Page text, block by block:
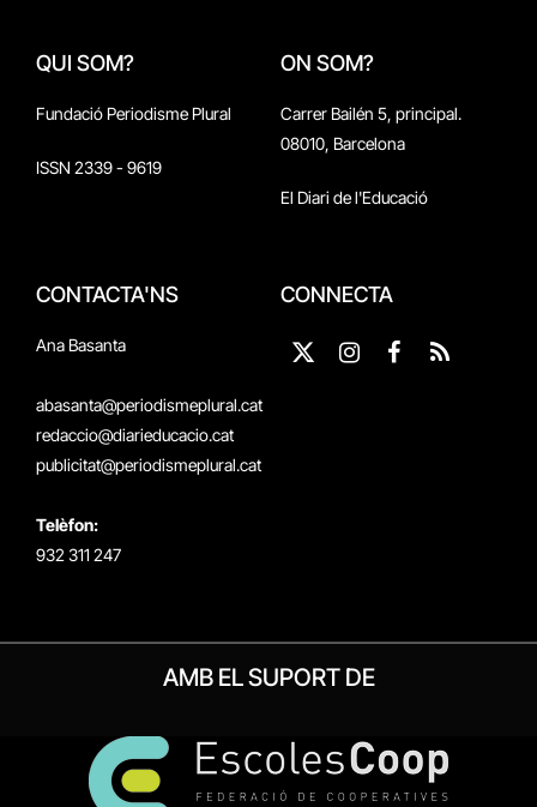
QUI SOM?
Fundació Periodisme Plural
ISSN 2339 - 9619
ON SOM?
Carrer Bailén 5, principal.
08010, Barcelona
El Diari de l'Educació
CONTACTA'NS
Ana Basanta
abasanta@periodismeplural.cat
redaccio@diarieducacio.cat
publicitat@periodismeplural.cat
Telèfon:
932 311 247
CONNECTA
X
Instagram
Facebook
RSS
AMB EL SUPORT DE